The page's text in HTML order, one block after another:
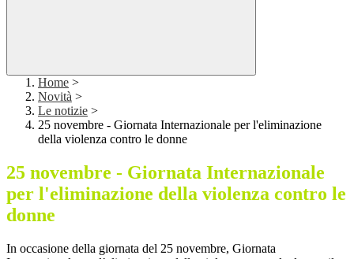
Home >
Novità >
Le notizie >
25 novembre - Giornata Internazionale per l'eliminazione
della violenza contro le donne
25 novembre - Giornata Internazionale
per l'eliminazione della violenza contro le
donne
In occasione della giornata del 25 novembre, Giornata